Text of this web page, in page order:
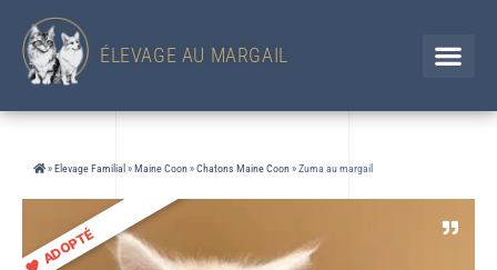
ÉLEVAGE AU MARGAIL
» Elevage Familial » Maine Coon»Chatons Maine Coon»Zuma au margail
ADOPTÉ